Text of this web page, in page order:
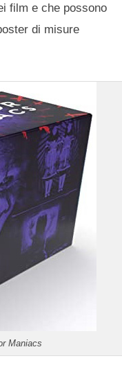
film e che possono
di misure
Maniacs